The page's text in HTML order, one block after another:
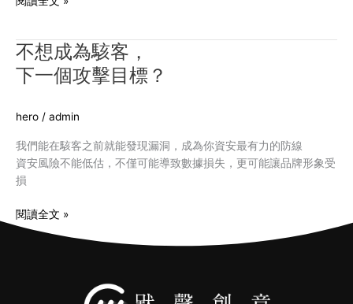
算
不想成為駭客，
下一個攻擊目標？
hero / admin
我們能在駭客之前就能發現漏洞，成為你資安最有力的防線
資安風險不能低估，不僅可能導致數據損失，更可能讓品牌形象受
損
不
想
成
駭
下
一
個
擊
閱讀全文 »